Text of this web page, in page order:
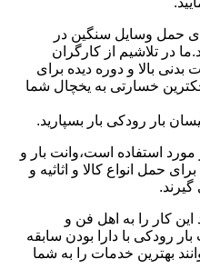
حمل وسایل سنگین در
در تلاشیم از کارگران
بالا و دوره دیده برای
خسارتی به یخچال شما
بار رودکی بار بسپارید.
استفاده است،وانت بار و
حمل انواع کالا و اثاثیه و
این کار را به اهل فن و
رودکی با دارا بودن سابقه
بهترین خدمات را به شما